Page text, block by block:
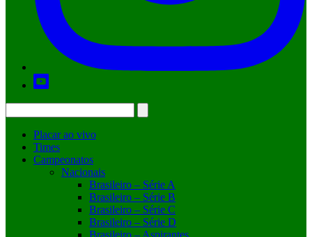
Placar ao vivo
Times
Campeonatos
Nacionais
Brasileiro – Série A
Brasileiro – Série B
Brasileiro – Série C
Brasileiro – Série D
Brasileiro – Aspirantes